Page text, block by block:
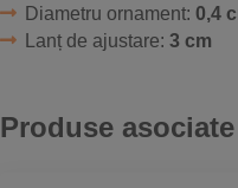
Diametru ornament: 0,4
Lanț de ajustare: 3 cm
Produse asociate